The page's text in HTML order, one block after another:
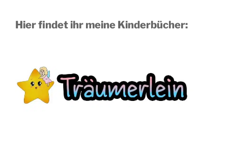
Hier findet ihr meine Kinderbücher: